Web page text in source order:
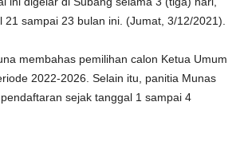
21 sampai 23 bulan ini. (Jumat, 3/12/2021).
membahas pemilihan calon Ketua Umum
2022-2026. Selain itu, panitia Munas
sejak tanggal 1 sampai 4